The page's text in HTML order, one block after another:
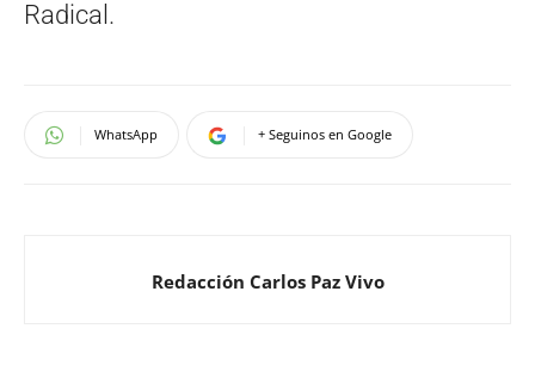
Radical.
WhatsApp + Seguinos en Google
Redacción Carlos Paz Vivo